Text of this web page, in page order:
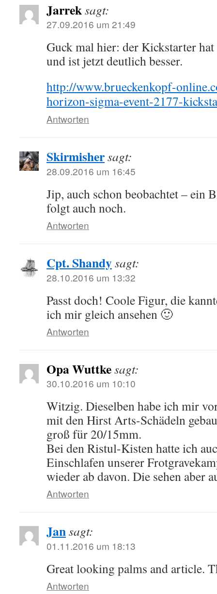
Jarreksagt:
27.09.2016 um 21:49
Guck mal hier: der Kickstarter
und ist jetzt deutlich besser.
http://www.brueckenkopf-
horizon-sigma-event-2177-
Antworten
Skirmishersagt:
28.09.2016 um 16:45
Jip, auch schon beobachtet – ein
folgt auch noch.
Antworten
Cpt. Shandysagt:
28.10.2016 um 13:32
Passt doch! Coole Figur, die
ich mir gleich ansehen 🙂
Antworten
Opa Wuttkesagt:
30.10.2016 um 10:10
Witzig. Dieselben habe ich mir
mit den Hirst Arts-Schädeln
groß für 20/15mm.
Bei den Ristul-Kisten hatte ich
Einschlafen unserer
wieder ab davon. Die sehen aber
Antworten
Jansagt:
01.11.2016 um 18:13
Great looking palms and article.
Antworten